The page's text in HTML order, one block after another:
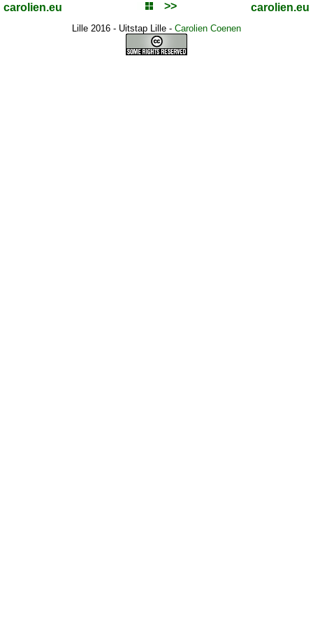
carolien.eu >> carolien.eu
Lille 2016 - Uitstap Lille - Carolien Coenen